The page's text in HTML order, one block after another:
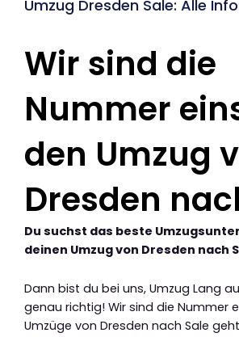
Umzug Dresden Sale: Alle
Wir sind die
Nummer
den Umzug
Dresden
Du suchst das beste
deinen Umzug von Dresden nach
Dann bist du bei uns, Umzug Lang
genau richtig! Wir sind die Nummer
Umzüge von Dresden nach Sale